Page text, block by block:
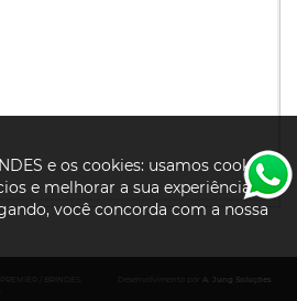
/ BRINDES.
A. Jung Soluções
e os cookies: usamos cookies
e melhorar a sua experiência no
você concorda com a nossa